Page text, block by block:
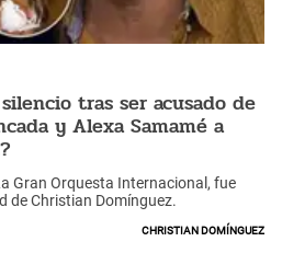
tras ser acusado de
y Alexa Samamé a
Gran Orquesta Internacional, fue
de Christian Domínguez.
Christian Domínguez